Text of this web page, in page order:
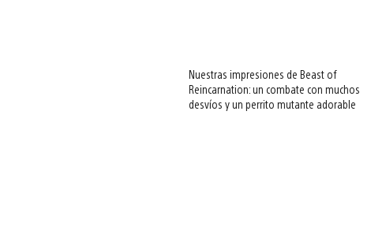
Nuestras impresiones de Beast of
Reincarnation: un combate con muchos
desvíos y un perrito mutante adorable